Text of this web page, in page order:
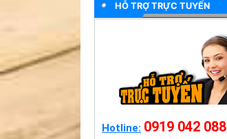
HỖ TRỢ TRỰC TUYẾN
Hotline: 0919 042 088